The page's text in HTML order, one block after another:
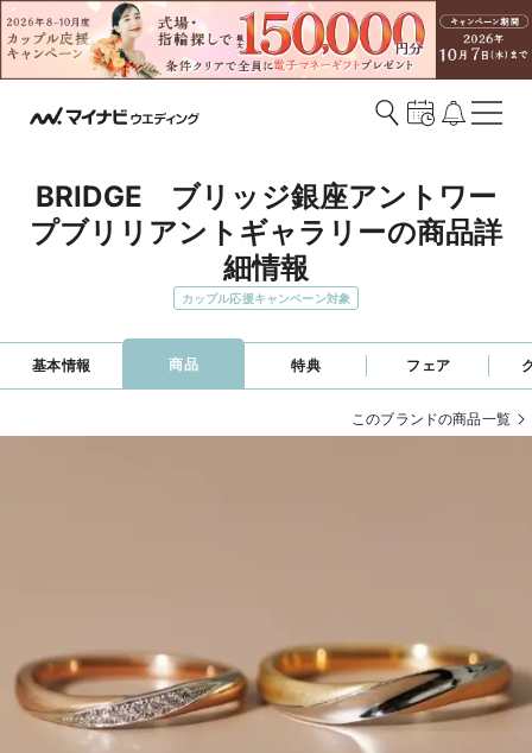
BRIDGE　ブリッジ銀座アントワー
プブリリアントギャラリーの商品詳
細情報
カップル応援キャンペーン対象
基本情報 商品 特典 フェア
このブランドの商品一覧